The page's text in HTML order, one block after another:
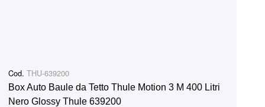
Cod. THU-639200
Box Auto Baule da Tetto Thule Motion 3 M 400 Litri
Nero Glossy Thule 639200